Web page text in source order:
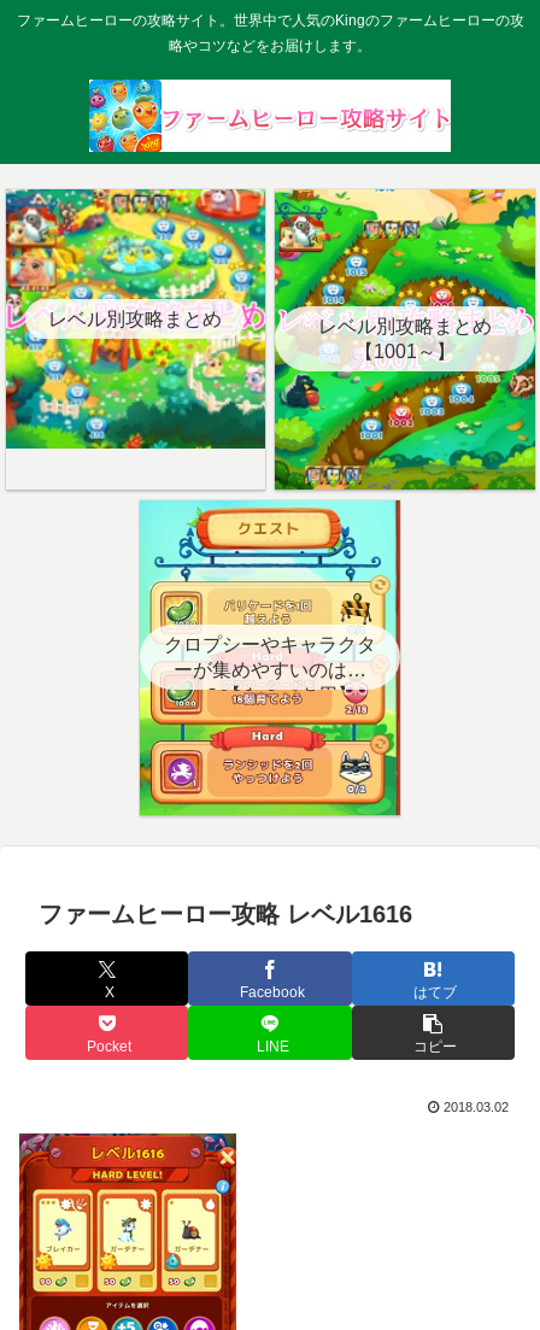
ファームヒーローの攻略サイト。世界中で人気のKingのファームヒーローの攻
略やコツなどをお届けします。
レベル別攻略まとめ
レベル別攻略まとめ
【1001～】
クロプシーやキャラクタ
ーが集めやすいのはど
こ？【クエスト用】
ファームヒーロー攻略 レベル1616
X Facebook はてブ
Pocket LINE コピー
2018.03.02